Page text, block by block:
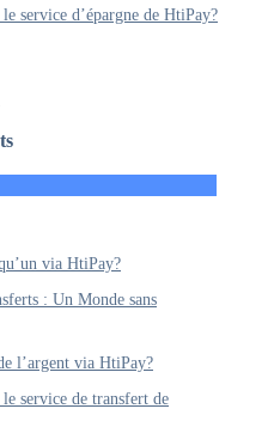
service d’épargne de HtiPay?
via HtiPay?
: Un Monde sans
l’argent via HtiPay?
service de transfert de